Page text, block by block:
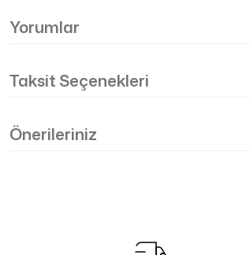
Yorumlar
Taksit Seçenekleri
Önerileriniz